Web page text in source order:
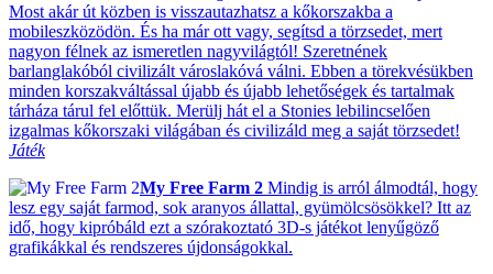
Most akár út közben is visszautazhatsz a kőkorszakba a
mobileszközödön. És ha már ott vagy, segítsd a törzsedet, mert
nagyon félnek az ismeretlen nagyvilágtól! Szeretnének
barlanglakóból civilizált városlakóvá válni. Ebben a törekvésükben
minden korszakváltással újabb és újabb lehetőségek és tartalmak
tárháza tárul fel előttük. Merülj hát el a Stonies lebilincselően
izgalmas kőkorszaki világában és civilizáld meg a saját törzsedet!
Játék
My Free Farm 2 Mindig is arról álmodtál, hogy
lesz egy saját farmod, sok aranyos állattal, gyümölcsösökkel? Itt az
idő, hogy kipróbáld ezt a szórakoztató 3D-s játékot lenyűgöző
grafikákkal és rendszeres újdonságokkal.